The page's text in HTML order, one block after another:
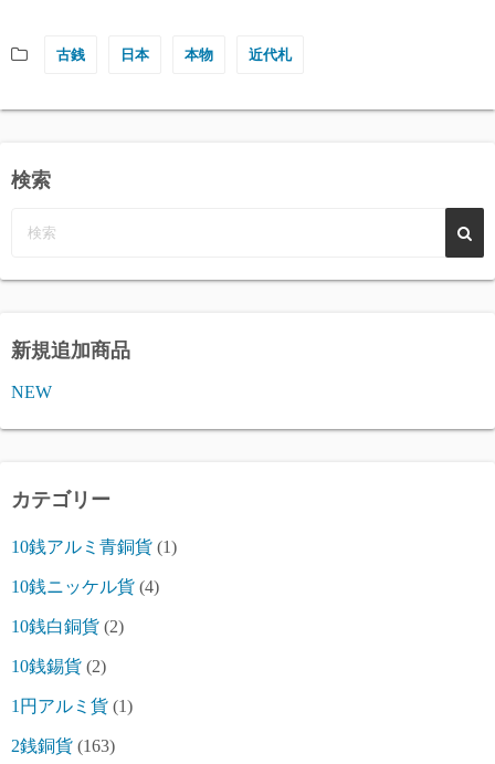
古銭 日本 本物 近代札
検索
新規追加商品
NEW
カテゴリー
10銭アルミ青銅貨 (1)
10銭ニッケル貨 (4)
10銭白銅貨 (2)
10銭錫貨 (2)
1円アルミ貨 (1)
2銭銅貨 (163)